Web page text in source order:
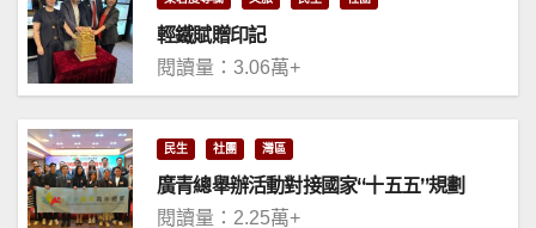
輕鐵賦贈印記
閱讀量：3.06萬+
民生 社團 灣區
廣青總舉辦活動對接國家“十五五”規劃
閱讀量：2.25萬+